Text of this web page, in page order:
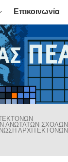
Επικοινωνία
ΑΝΩΤΑΤΩΝ ΣΧΟΛΩΝ
ΑΡΧΙΤΕΚΤΟΝΩΝ